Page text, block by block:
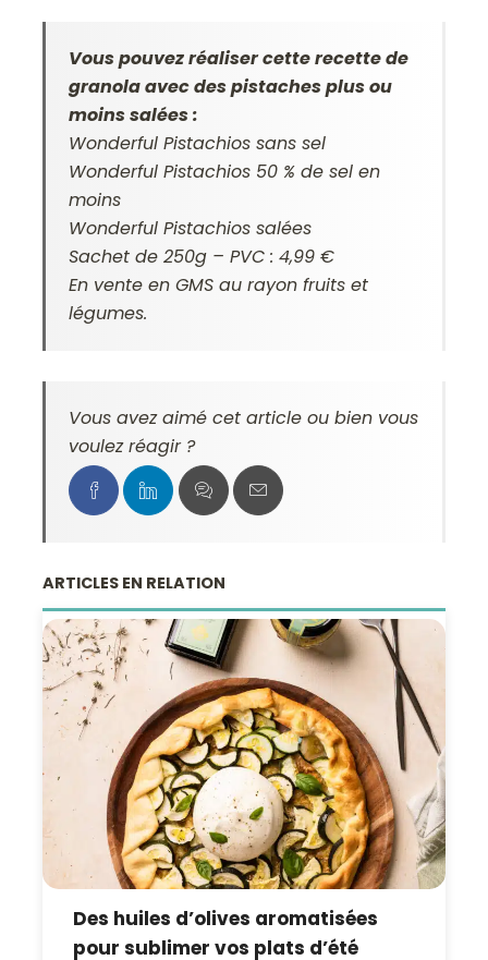
Vous pouvez réaliser cette recette de
granola avec des pistaches plus ou
moins salées :
Wonderful Pistachios sans sel
Wonderful Pistachios 50 % de sel en
moins
Wonderful Pistachios salées
Sachet de 250g – PVC : 4,99 €
En vente en GMS au rayon fruits et
légumes.
Vous avez aimé cet article ou bien vous
voulez réagir ?
ARTICLES EN RELATION
Des huiles d’olives aromatisées
pour sublimer vos plats d’été